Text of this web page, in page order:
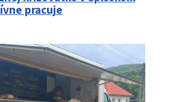
pracuje